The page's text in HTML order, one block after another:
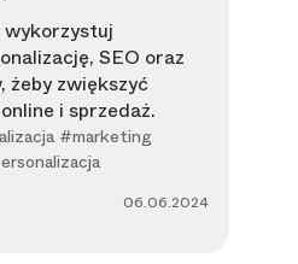
wykorzystuj
SEO oraz
żeby zwiększyć
i sprzedaż.
#marketing
06.06.2024